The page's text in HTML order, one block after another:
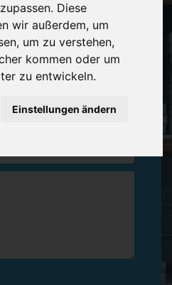
Diese
wir außerdem, um
um zu verstehen,
kommen oder um
zu entwickeln.
Einstellungen ändern
einenRückruf
eine persönliche Nachricht.